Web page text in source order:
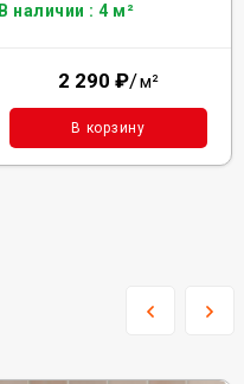
В наличии : 4 м²
2 290 ₽/м²
В корзину